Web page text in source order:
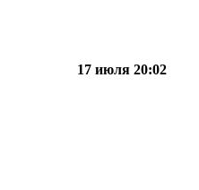
17 июля 20:02